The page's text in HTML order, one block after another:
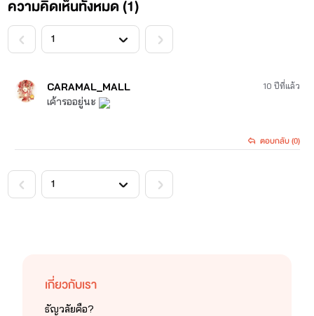
แวะไปอุดหนุนได้ตามลิ้งค์ด้านล่างเลยค่ะ
ความคิดเห็นทั้งหมด (1)
CARAMAL_MALL
เค้ารออยู่นะ
10 ปีที่แล้ว
ตอบกลับ (0)
เกี่ยวกับเรา
ธัญวลัยคือ?